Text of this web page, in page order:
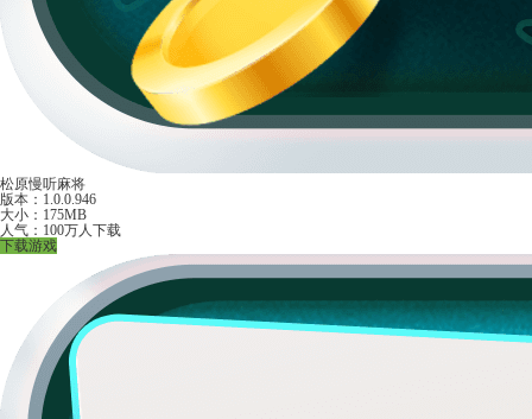
松原慢听麻将
版本：1.0.0.946
大小：175MB
人气：100万人下载
下载游戏